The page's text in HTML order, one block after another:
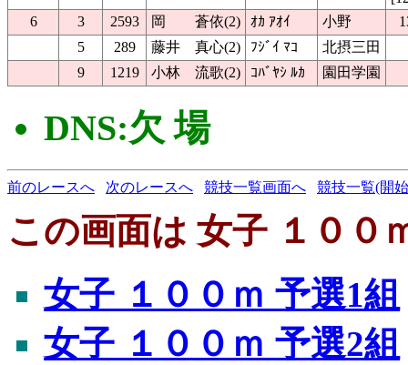
6
3 2593 岡 蒼依(2) ｵｶ ｱｵｲ 小野
5
289 藤井 真心(2) ﾌｼﾞｲ ﾏｺ
北摂三田
9
1219 小林 流歌(2) ｺﾊﾞﾔｼ ﾙｶ 園田学園
DNS:欠 場
前のレースへ 次のレースへ 競技一覧画面へ 競技一覧(開
この画面は 女子 １００
女子 １００ｍ 予選1組
女子 １００ｍ 予選2組